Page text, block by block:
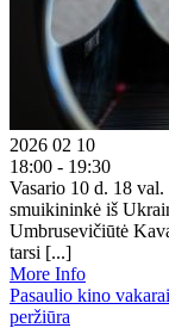
2026 02 10
18:00 - 19:30
Vasario 10 d. 18
smuikininkė iš
Umbrusevičiūtė
tarsi [...]
More Info
Pasaulio kino
peržiūra